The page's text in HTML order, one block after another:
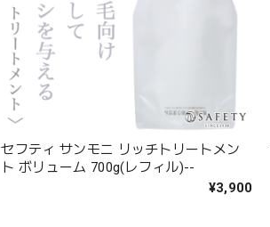
セフティ サンモニ リッチトリートメン
ト ボリューム 700g(レフィル)--
¥3,900